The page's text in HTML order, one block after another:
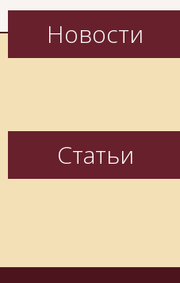
Новости
Статьи